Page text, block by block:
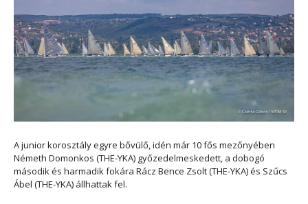
A junior korosztály egyre bővülő, idén már 10 fős mezőnyében
Németh Domonkos (THE-YKA) győzedelmeskedett, a dobogó
második és harmadik fokára Rácz Bence Zsolt (THE-YKA) és Szűcs
Ábel (THE-YKA) állhattak fel.